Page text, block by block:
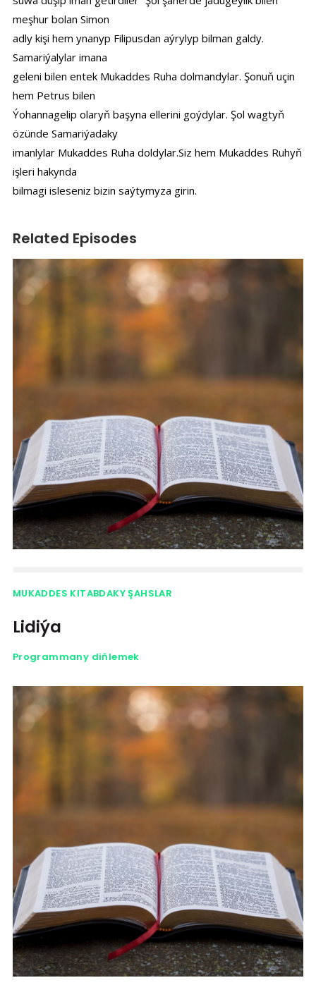
meşhur bolan Simon
adly kişi hem ynanyp Filipusdan aýrylyp bilman galdy.
Samariýalylar imana
geleni bilen entek Mukaddes Ruha dolmandylar. Şonuň uçin
hem Petrus bilen
Ýohannagelip olaryň başyna ellerini goýdylar. Şol wagtyň
özünde Samariýadaky
imanlylar Mukaddes Ruha doldylar.Siz hem Mukaddes Ruhyň
işleri hakynda
bilmagi isleseniz bizin saýtymyza girin.
Related Episodes
MUKADDES KITABDAKY ŞAHSLAR
Lidiýa
Programmany diňlemek